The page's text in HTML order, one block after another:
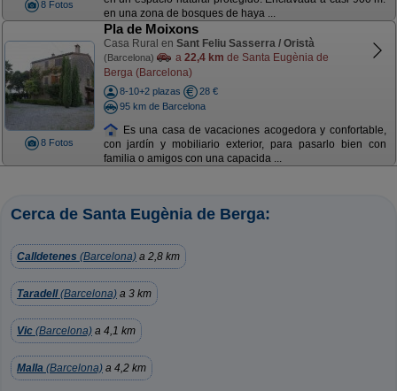
8 Fotos
en una zona de bosques de haya ...
8 Fotos
Pla de Moixons
Casa Rural en Sant Feliu Sasserra / Oristà
(Barcelona) a 22,4 km de Santa Eugènia de
Berga (Barcelona)
8-10+2 plazas
28 €
95 km de Barcelona
Es una casa de vacaciones acogedora y confortable,
con jardín y mobiliario exterior, para pasarlo bien con
familia o amigos con una capacida ...
Cerca de Santa Eugènia de Berga:
Calldetenes (Barcelona) a 2,8 km
Taradell(Barcelona) a 3 km
Vic (Barcelona) a 4,1 km
Malla (Barcelona) a 4,2 km